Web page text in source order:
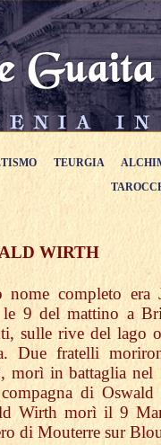
TEURGIA
WIRTH
nome completo era
le 9 del mattino a
sulle rive del lago
Due fratelli
morì in battaglia nel
di Oswald
Wirth morì il 9
di Mouterre sur